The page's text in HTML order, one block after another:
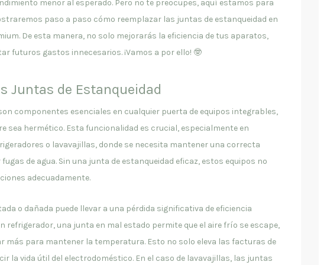
menor al esperado. Pero no te preocupes, aquí estamos para
paso a paso cómo reemplazar las juntas de estanqueidad en
De esta manera, no solo mejorarás la eficiencia de tus aparatos,
futuros gastos innecesarios. ¡Vamos a por ello! 🤓
Juntas de Estanqueidad
componentes esenciales en cualquier puerta de equipos integrables,
sea hermético. Esta funcionalidad es crucial, especialmente en
o lavavajillas, donde se necesita mantener una correcta
de agua. Sin una junta de estanqueidad eficaz, estos equipos no
adecuadamente.
o dañada puede llevar a una pérdida significativa de eficiencia
refrigerador, una junta en mal estado permite que el aire frío se escape,
más para mantener la temperatura. Esto no solo eleva las facturas de
la vida útil del electrodoméstico. En el caso de lavavajillas, las juntas